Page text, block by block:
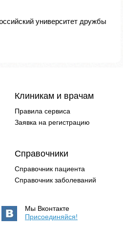
университет дружбы
Клиникам и врачам
Правила сервиса
Заявка на регистрацию
Справочники
Справочник пациента
Справочник заболеваний
Мы Вконтакте
Присоединяйся!